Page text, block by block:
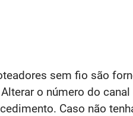
sem fio são
o número do
Caso não